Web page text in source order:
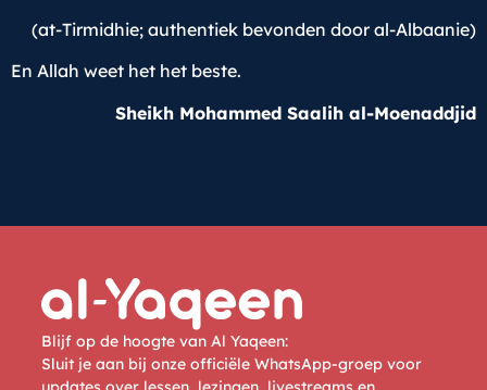
(at-Tirmidhie; authentiek bevonden door al-Albaanie)
En Allah weet het het beste.
Sheikh Mohammed Saalih al-Moenaddjid
Blijf op de hoogte van Al Yaqeen:
Sluit je aan bij onze officiële WhatsApp-groep voor